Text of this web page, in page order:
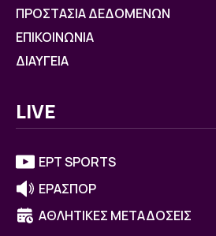
ΠΡΟΣΤΑΣΙΑ ΔΕΔΟΜΕΝΩΝ
ΕΠΙΚΟΙΝΩΝΙΑ
ΔΙΑΥΓΕΙΑ
LIVE
ΕΡΤ SPORTS
ΕΡΑΣΠΟΡ
ΑΘΛΗΤΙΚΕΣ ΜΕΤΑΔΟΣΕΙΣ